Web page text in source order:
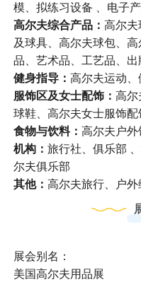
模、拟练习设备 、电子
高尔夫综合产品： 高尔夫
及球具、高尔夫球包、
品、艺术品、工艺品、出
健身指导： 高尔夫运动
服饰区及女士配饰： 高尔
球鞋、高尔夫女士服饰配
食物与饮料： 高尔夫户
机构： 旅行社、俱乐部
尔夫俱乐部
其他： 高尔夫旅行、户外
展会别名：
美国高尔夫用品展